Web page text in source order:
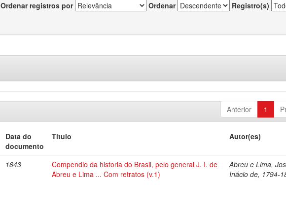
Ordenar registros por Ordenar Registro(s)
Anterior 1
Data do
documento
Título Autor(es)
1843
Compendio da historia do Brasil, pelo general J. I. de
Abreu e Lima ... Com retratos (v.1)
Abreu e Lima,
Inácio de, 1794-